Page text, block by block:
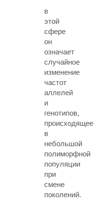
в
этой
сфере
он
означает
случайное
изменение
частот
аллелей
и
генотипов,
происходящее
в
небольшой
полиморфной
популяции
при
смене
поколений.